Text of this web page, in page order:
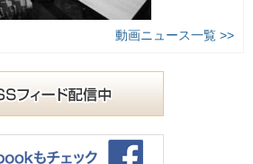
動画ニュース一覧 >>